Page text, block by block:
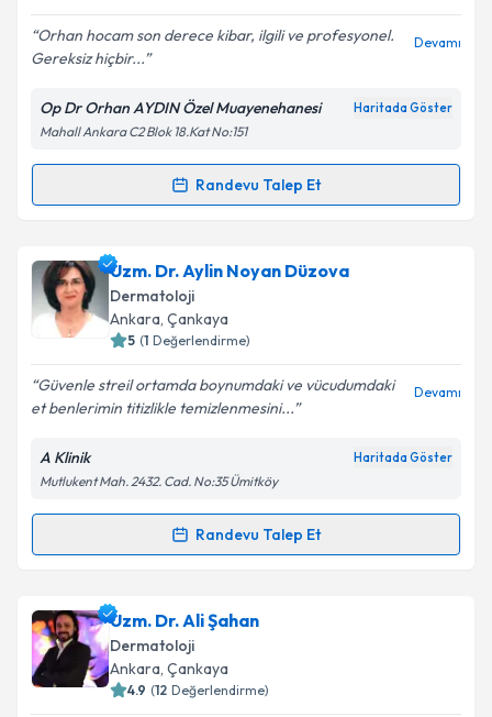
Kişisel verilerimin işlenmesine ilişkin
Aydınlatma
Metni'ni okudum ve kişisel verilerimin belirtilen
kapsamda işlenmesini kabul ediyorum.
Orhan hocam son derece kibar, ilgili ve profesyonel.
Gereksiz hiçbir...
Devamı
Op Dr Orhan AYDIN Özel Muayenehanesi Haritada Göster
Mahall Ankara C2 Blok 18.Kat No:151
Randevu Talep Et
Randevu Takvimi Talebi
Op. Dr. Orhan Aydın için randevu takvimi talebi
oluşturun. Size bu uzmandan randevu almanız için bir
takvim hazırlandığında e-posta ile bilgilendireceğiz.
Aydınlatma
Metni'ni okudum ve kişisel verilerimin belirtilen
kapsamda işlenmesini kabul ediyorum.
Uzm. Dr. Aylin Noyan Düzova
Dermatoloji
Ankara, Çankaya
5 (1 Değerlendirme)
Güvenle streil ortamda boynumdaki ve vücudumdaki
et benlerimin titizlikle temizlenmesini...
Devamı
A Klinik Haritada Göster
Mutlukent Mah. 2432. Cad. No:35 Ümitköy
Randevu Talep Et
Randevu Takvimi Talebi
Uzm. Dr. Aylin Noyan Düzova
talebi oluşturun. Size bu uzmandan randevu almanız
için bir takvim hazırlandığında e-posta ile
bilgilendireceğiz.
Uzm. Dr. Ali Şahan
Dermatoloji
Ankara, Çankaya
4.9 (12 Değerlendirme)